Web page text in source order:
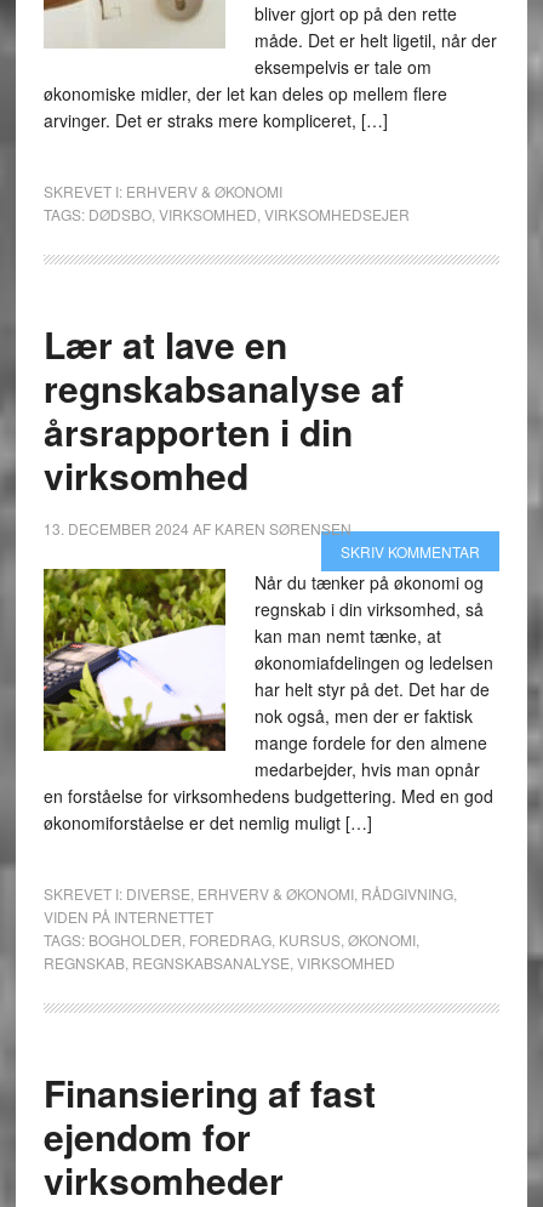
bliver gjort op på den rette
måde. Det er helt ligetil, når der
eksempelvis er tale om
økonomiske midler, der let kan deles op mellem flere
arvinger. Det er straks mere kompliceret, […]
SKREVET I: ERHVERV & ØKONOMI
TAGS: DØDSBO, VIRKSOMHED VIRKSOMHEDSEJER
Lær at lave en
regnskabsanalyse af
årsrapporten i din
virksomhed
13. DECEMBER 2024 AF KAREN SØRENSEN
SKRIV KOMMENTAR
Når du tænker på økonomi og
regnskab i din virksomhed, så
kan man nemt tænke, at
økonomiafdelingen og ledelsen
har helt styr på det. Det har de
nok også, men der er faktisk
mange fordele for den almene
medarbejder, hvis man opnår
en forståelse for virksomhedens budgettering. Med en god
økonomiforståelse er det nemlig muligt […]
SKREVET I: DIVERSE ERHVERV & ØKONOMI, RÅDGIVNING,
VIDEN PÅ INTERNETTET
TAGS: BOGHOLDER FOREDRAG, KURSUS, ØKONOMI,
REGNSKAB, REGNSKABSANALYSE VIRKSOMHED
Finansiering af fast
ejendom for
virksomheder